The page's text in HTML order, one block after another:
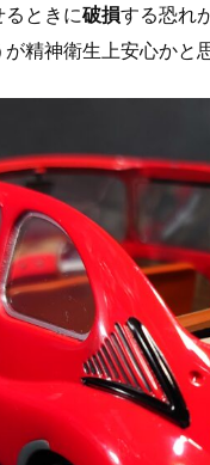
ときに破損する恐れ
精神衛生上安心かと